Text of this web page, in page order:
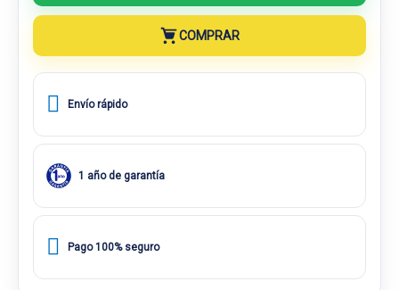
COMPRAR
Envío rápido
1 año de garantía
Pago 100% seguro